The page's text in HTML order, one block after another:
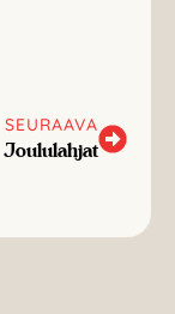
SEURAAVA
Joululahjat